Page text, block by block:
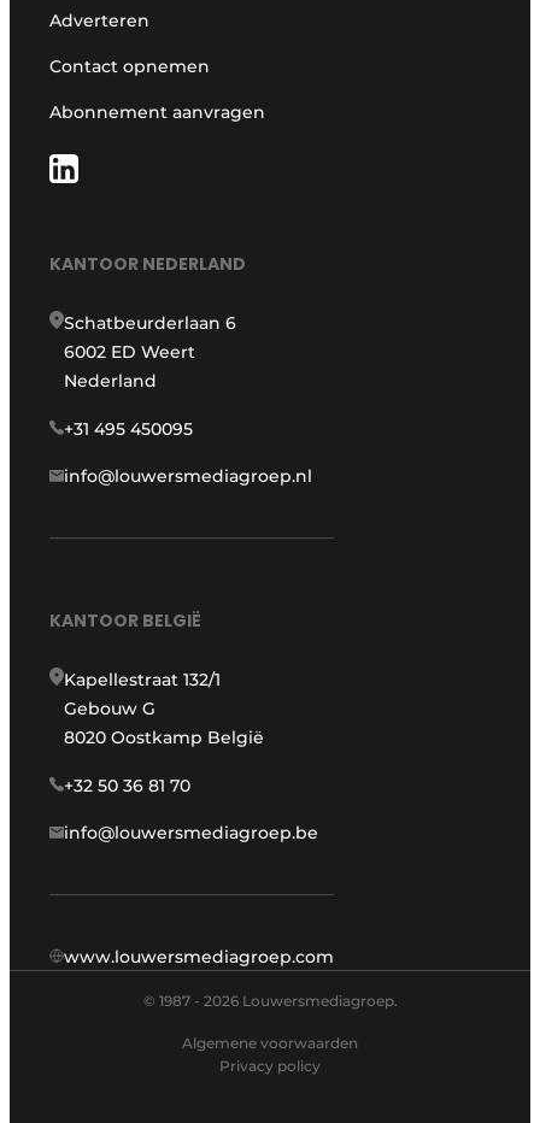
Adverteren
Contact opnemen
Abonnement aanvragen
KANTOOR NEDERLAND
Schatbeurderlaan 6
6002 ED Weert
Nederland
+31 495 450095
info@louwersmediagroep.nl
KANTOOR BELGIË
Kapellestraat 132/1
Gebouw G
8020 Oostkamp België
+32 50 36 81 70
info@louwersmediagroep.be
www.louwersmediagroep.com
© 1987 - 2026 Louwersmediagroep.
Algemene voorwaarden
Privacy policy